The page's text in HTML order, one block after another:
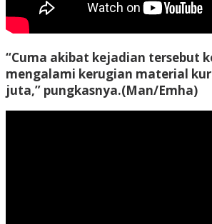
“Cuma akibat kejadian tersebut
mengalami kerugian material
juta,” pungkasnya.(Man/Emha)